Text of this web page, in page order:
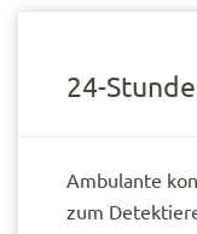
24-
Ambulante
zum